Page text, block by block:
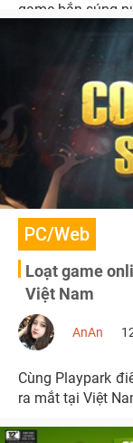
game bắn súng
PC/Web
Loạt game
Việt Nam
AnAn
Cùng Playpark
ra mắt tại Việt